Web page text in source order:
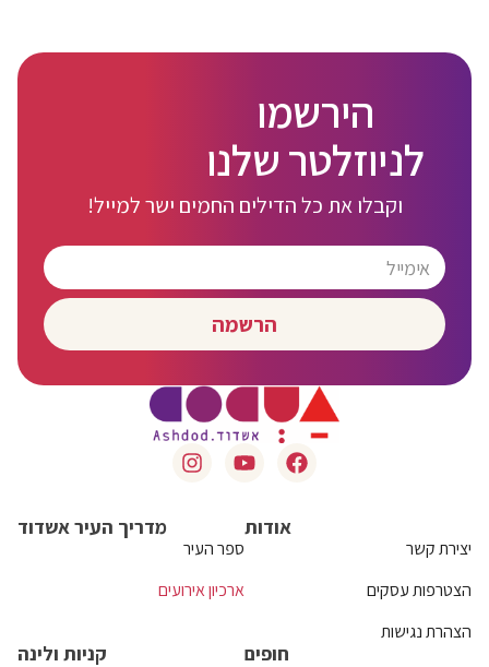
הירשמו
לניוזלטר שלנו
וקבלו את כל הדילים החמים ישר למייל!
הרשמה
אודות
יצירת קשר
הצטרפות עסקים
הצהרת נגישות
מדריך העיר אשדוד
ספר העיר
ארכיון אירועים
חופים קניות ולינה